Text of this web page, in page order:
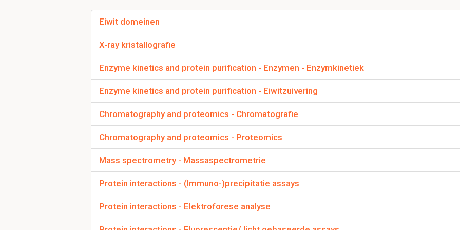
Regulatie van expressie; door regulatoire elementen kan de onderzoeker de
Interactieonderzoek: bijv bindingsdomeinen.
Bij het overschakelen van E. Coli naar menselijke cellen om het eiwit van
expressie te brengen, waar moet rekening mee worden gehouden?
PTM's
Eiwitvouwing en correcte conformatie
Celpenetratie
Celcultuuromstandigheden
Codongebruik(in mensen worden codons veel meer gebruikt dan in
Expressieniveaus (PTM's)/ beschikbaarheid van expressieplasmiden
Eiwit domeinen
X-ray kristallografie
Enzyme kinetics and protein purification - Enzymen - Enzymkinetiek
Enzyme kinetics and protein purification - Eiwitzuivering
Chromatography and proteomics - Chromatografie
Chromatography and proteomics - Proteomics
Mass spectrometry - Massaspectrometrie
Protein interactions - (Immuno-)precipitatie assays
Protein interactions - Elektroforese analyse